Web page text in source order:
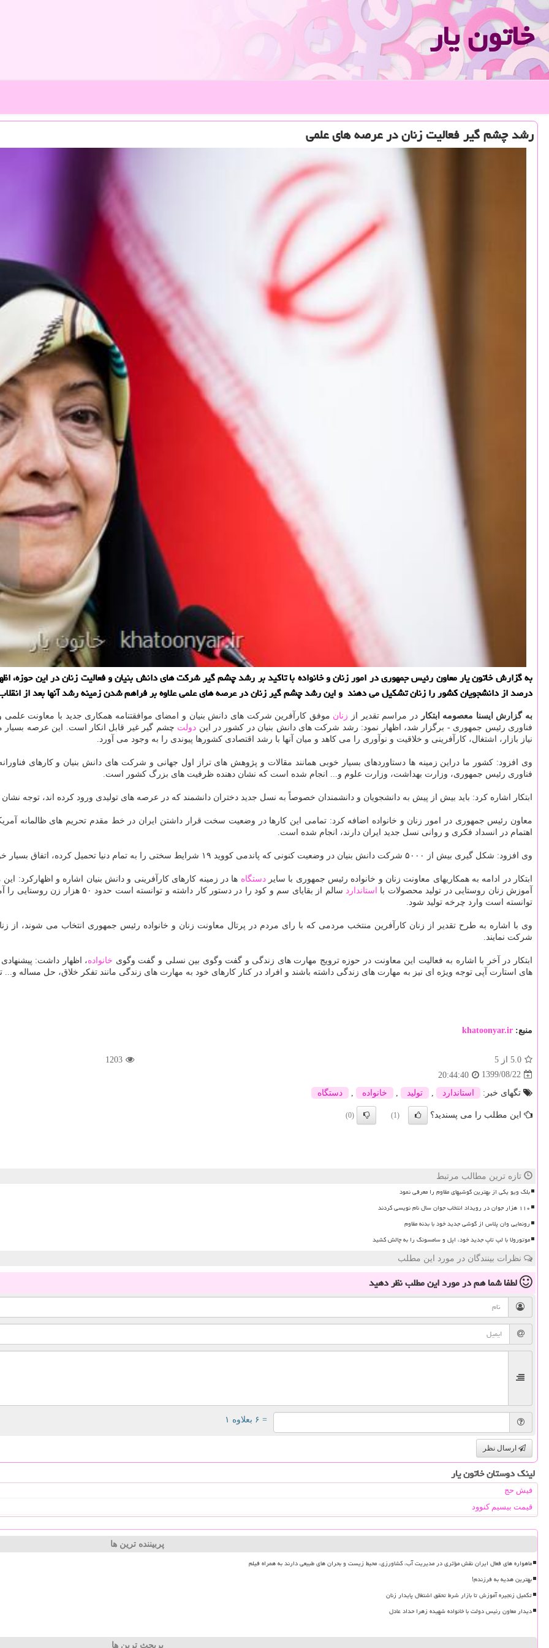
خاتون یار
رشد چشم گیر فعالیت زنان در عرصه های علمی
درصد از دانشجویان كشور را زنان تشكیل می دهند و این رشد چشم گیر زنان در عرصه های علمی علاوه بر فراهم شدن زمینه رشد آنها بعد از
به گزارش ایسنا معصومه ابتکار در مراسم تقدیر از زنان موفق کارآفرین شرکت های دانش بنیان و امضای موافقتنامه همکاری جدید با معاونت
فناوری رئیس جمهوری - برگزار شد، اظهار نمود: رشد شرکت های دانش بنیان در کشور در این دولت چشم گیر غیر قابل انکار است. این عرصه
نیاز بازار، اشتغال، کارآفرینی و خلاقیت و نوآوری را می کاهد و میان آنها با رشد اقتصادی کشورها پیوندی را به وجود می آورد.
وی افزود: کشور ما دراین زمینه ها دستاوردهای بسیار خوبی همانند مقالات و پژوهش های تراز اول جهانی و شرکت های دانش بنیان و کارهای
فناوری رئیس جمهوری، وزارت بهداشت، وزارت علوم و... انجام شده است که نشان دهنده ظرفیت های بزرگ کشور است.
ابتکار اشاره کرد: باید بیش از پیش به دانشجویان و دانشمندان خصوصاً به نسل جدید دختران دانشمند که در عرصه های تولیدی ورود کرده اند، توجه نشان
معاون رئیس جمهوری در امور زنان و خانواده اضافه کرد: تمامی این کارها در وضعیت سخت قرار داشتن ایران در خط مقدم تحریم های ظالمانه
اهتمام در انسداد فکری و روانی نسل جدید ایران دارند، انجام شده است.
وی افزود: شکل گیری بیش از ۵۰۰۰ شرکت دانش بنیان در وضعیت کنونی که پاندمی کووید ۱۹ شرایط سختی را به تمام دنیا تحمیل کرده، اتفاق بسیار خوبی است.
ابتکار در ادامه به همکاریهای معاونت زنان و خانواده رئیس جمهوری با سایردستگاه ها در زمینه کارهای کارآفرینی و دانش بنیان اشاره و
آموزش زنان روستایی در تولید محصولات با استاندارد
توانسته است وارد چرخه تولید شود.
وی با اشاره به طرح تقدیر از زنان کارآفرین منتخب مردمی که با رای مردم در پرتال معاونت زنان و خانواده رئیس جمهوری انتخاب می شوند،
شرکت نمایند.
ابتکار در آخر با اشاره به فعالیت این معاونت در حوزه ترویج مهارت های زندگی و گفت وگوی بین نسلی و گفت وگوی خانواده، اظهار داشت:
های استارت آپی توجه ویژه ای نیز به مهارت های زندگی داشته باشند و افراد در کنار کارهای خود به مهارت های زندگی مانند تفکر خلاق، حل مساله و...
منبع: khatoonyar.ir
5.0 از 5
1203
1399/08/22
20:44:40
تگهای خبر:
استاندارد تولید خانواده دستگاه
این مطلب را می پسندید؟ (1)
(0)
تازه ترین مطالب مرتبط
بلک ویو یکی از بهترین گوشیهای مقاوم را معرفی نمود
۱۱۰ هزار جوان در رویداد انتخاب جوان سال نام نویسی کردند
رونمایی وان پلاس از گوشی جدید خود با بدنه مقاوم
موتورولا با لپ تاپ جدید خود، اپل و سامسونگ را به چالش کشید
نظرات بینندگان در مورد این مطلب
لطفا شما همدر مورد این مطلبنظر دهید
= ۶ بعلاوه ۱
ارسال نظر
لینک دوستان خاتون یار
فیش حج
قیمت بیسیم کنوود
پربیننده ترین ها
ماهواره های فعال ایران نقش مؤثری در مدیریت آب، کشاورزی، محیط زیست و بحران های طبیعی دارند به همراه فیلم
بهترین هدیه به فرزندم!
تکمیل زنجیره آموزش تا بازار شرط تحقق اشتغال پایدار زنان
دیدار معاون رئیس دولت با خانواده شهیده زهرا حداد عادل
پربحث ترین ها